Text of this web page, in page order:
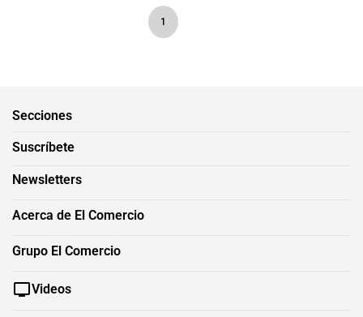
1
Secciones
Suscríbete
Newsletters
Acerca de El Comercio
Grupo El Comercio
Videos